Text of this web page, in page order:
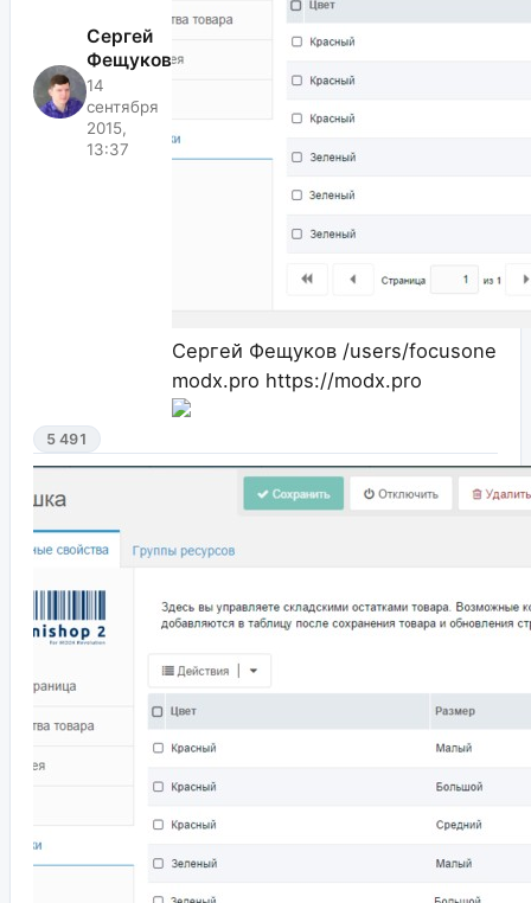
Сергей
Фещуков
14
сентября
2015,
13:37
Сергей Фещуков /users/focusone
modx.pro https://modx.pro
5 491